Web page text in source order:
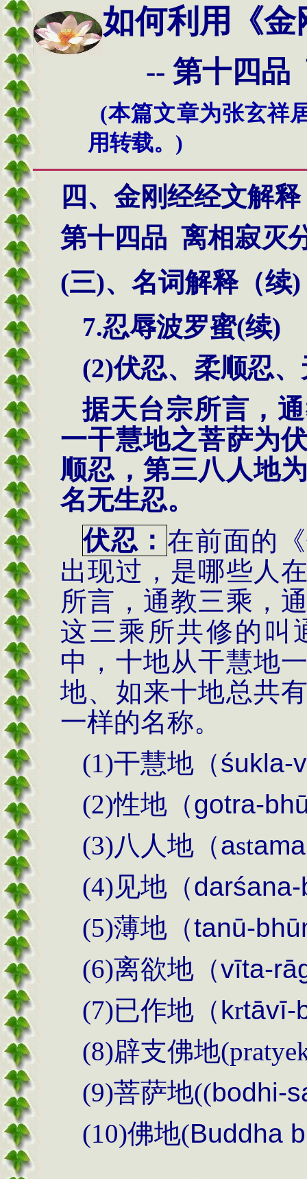
如何利用 《
-- 第十四品
(本篇文章为张玄祥
用转载。)
四、金刚经经文解释
第十四品 离相寂灭
(三)、名词解释（续)
7.忍辱波罗蜜(续)
(2)伏忍、柔顺忍
据天台宗所言，
一干慧地之菩萨为
顺忍，第三八人地
名无生忍。
伏忍： 在前面的
出现过，是哪些人
所言，通教三乘，
这三乘所共修的叫
中，十地从干慧地
地、如来十地总共
一样的名称。
(1)干慧地（śukla-
(2)性地（gotra-bh
(3)八人地（ast
(4) 见地（dar
(5)薄地（tanū-
(6)离欲地（vīta-
(7)已作地（krtāvī-
(8)辟支佛地
(9)菩萨地((bodhi-
(10)佛地(Buddha